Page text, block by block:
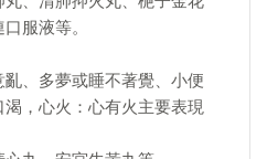
服液等。
、多夢或睡不著覺、小便
，心火：心有火主要表現